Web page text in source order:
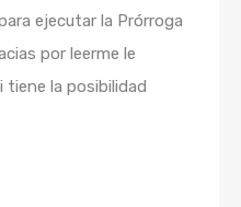
ejecutar la Prórroga
por leerme le
tiene la posibilidad